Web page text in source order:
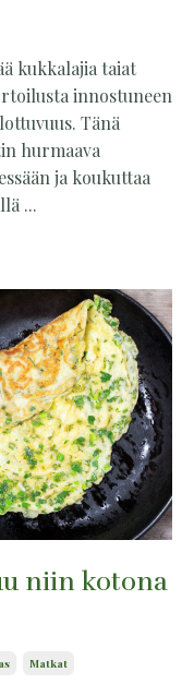
kukkalajia taiat
innostuneen
Tänä
hurmaava
ja koukuttaa
...
niin kotona
Matkat